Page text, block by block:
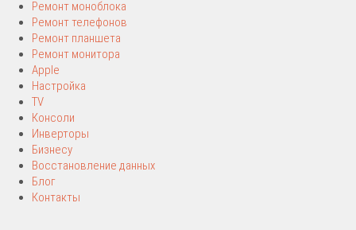
Ремонт моноблока
Ремонт телефонов
Ремонт планшета
Ремонт монитора
Apple
Настройка
TV
Консоли
Инверторы
Бизнесу
Восстановление данных
Блог
Контакты